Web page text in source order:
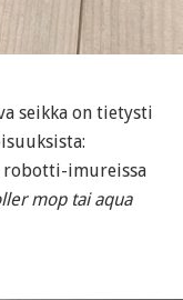
seikka on tietysti
robotti-imureissa
mop tai aqua